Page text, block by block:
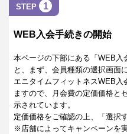
STEP 1
WEB入会手続きの開始
本ページの下部にある「WEB入
と、まず、会員種類の選択画面
エニタイムフィットネスWEB入
ますので、月会費の定価価格と
示されています。
定価価格をご確認の上、「選択
※店舗によってキャンペーンを